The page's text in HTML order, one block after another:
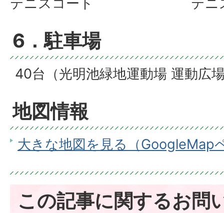
6．駐車場
40台（光明池緑地運動場 運動広
地図情報
大きな地図を見る（GoogleMap
この記事に関するお問